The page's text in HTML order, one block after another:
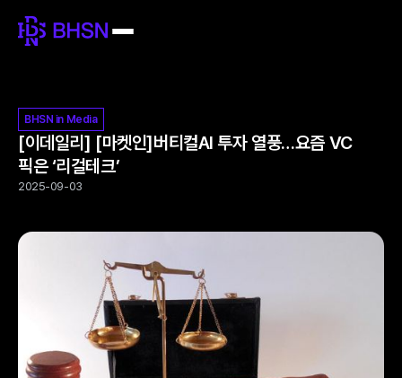
BHSN in Media
[이데일리] [마켓인]버티컬AI 투자 열풍…요즘 VC
픽은 ‘리걸테크’
2025-09-03